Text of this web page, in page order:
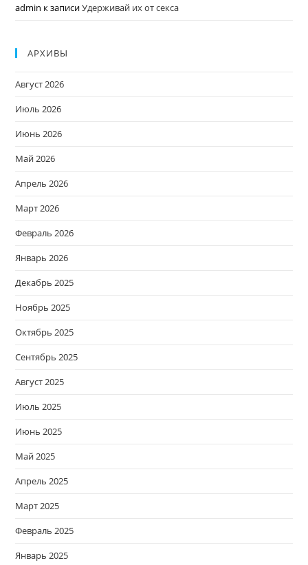
admin к записиУдерживай их от секса
АРХИВЫ
Август 2026
Июль 2026
Июнь 2026
Май 2026
Апрель 2026
Март 2026
Февраль 2026
Январь 2026
Декабрь 2025
Ноябрь 2025
Октябрь 2025
Сентябрь 2025
Август 2025
Июль 2025
Июнь 2025
Май 2025
Апрель 2025
Март 2025
Февраль 2025
Январь 2025